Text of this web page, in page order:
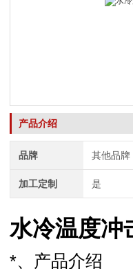
产品介绍
品牌 其他品牌
加工定制 是
水冷温度冲
*、产品介绍